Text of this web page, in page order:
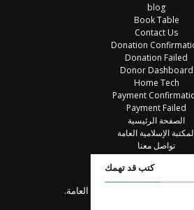
كتب قد تهمك
blog
Book Table
Contact Us
Donation
Donation Failed
Donor Dashboard
Home Tech
Payment
Payment Failed
الصفحة الرئيسية
الإسلامية العامة
تواصل معنا
خزانة الكتب
مكتبة
محفوظة للمكتبة الإسلامية العامة.